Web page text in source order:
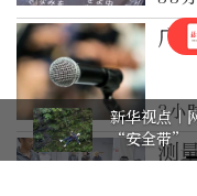
广
3小
测
新华视点｜
“安全带”